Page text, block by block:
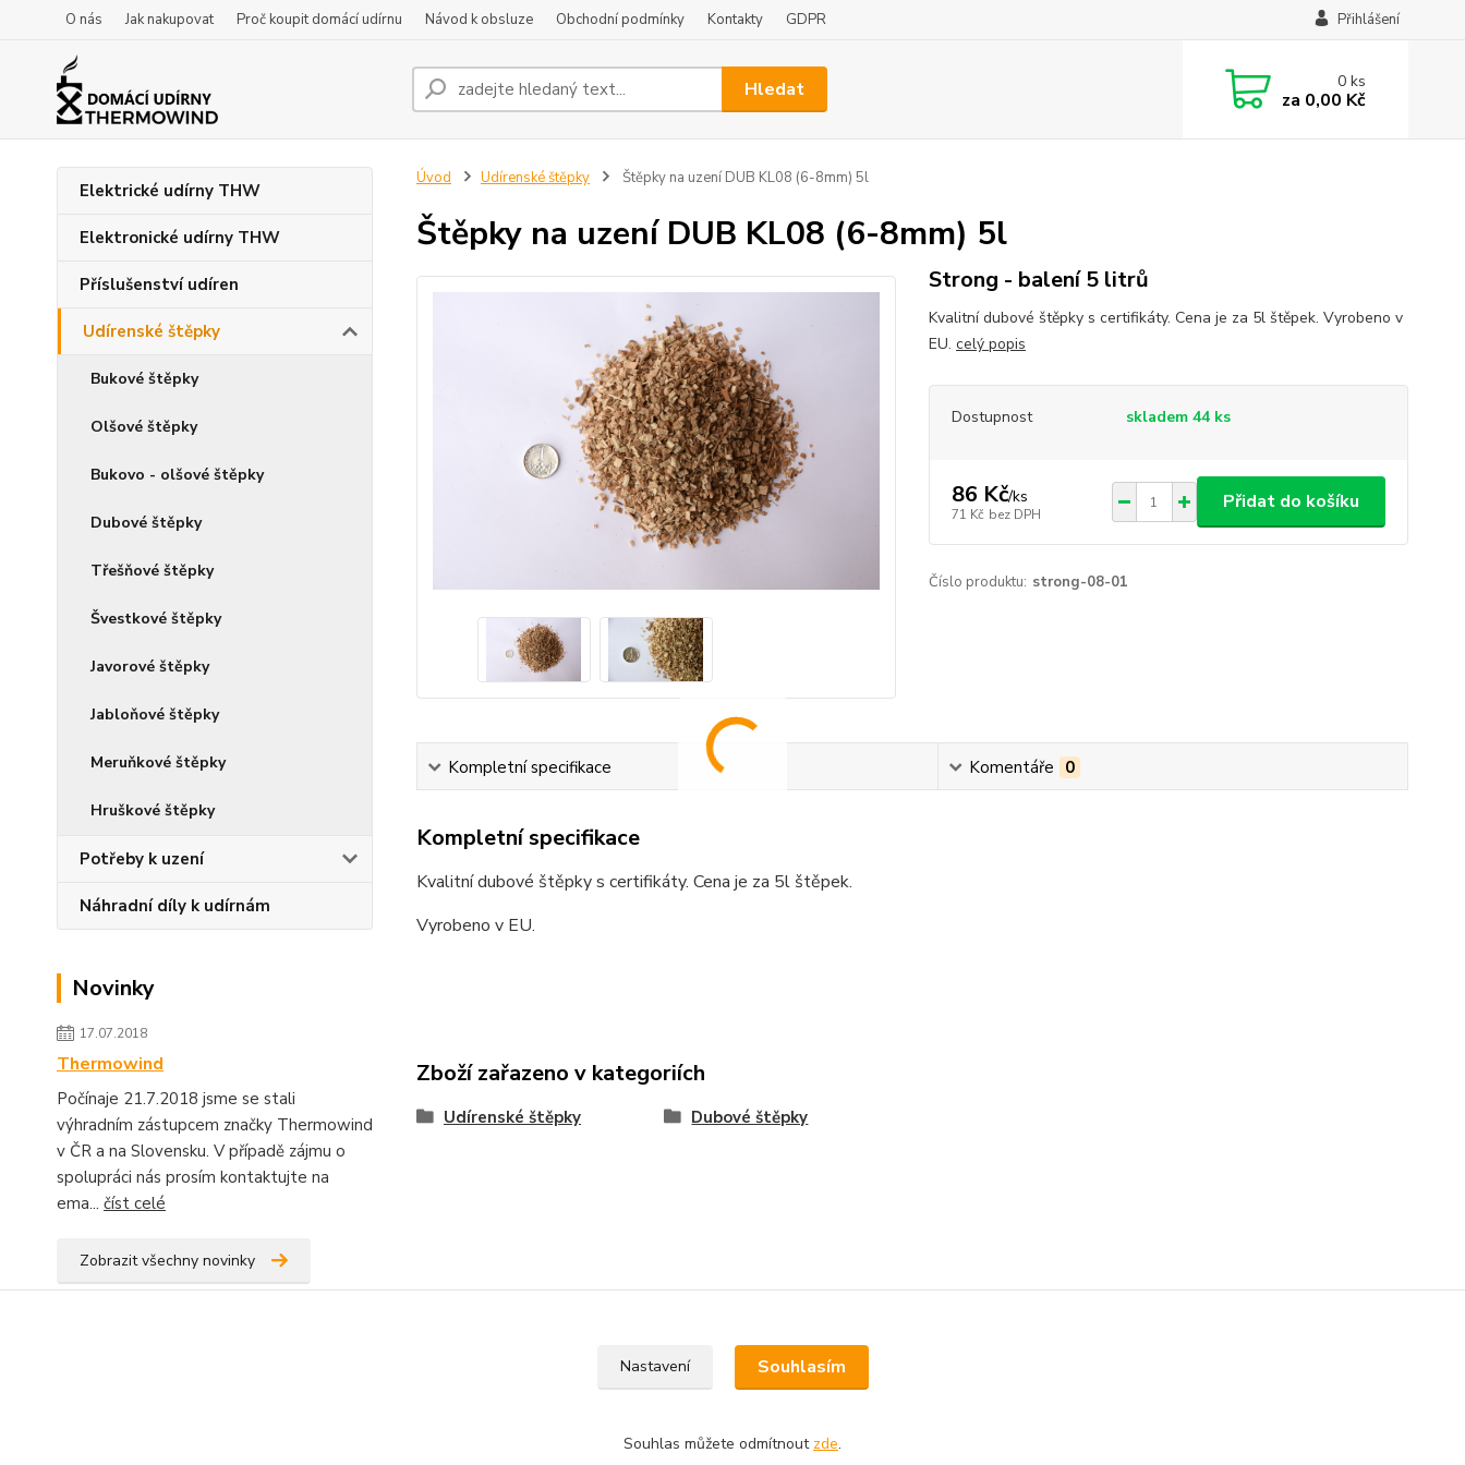
O nás Jak nakupovat Proč koupit domácí udírnu Návod k obsluze Obchodní podmínky Kontakty GDPR Přihlášení
Hledat 0ks
za 0,00 Kč
Elektrické udírny THW
Elektronické udírny THW
Příslušenství udíren
Udírenské štěpky
Bukové štěpky
Olšové štěpky
Bukovo - olšové štěpky
Dubové štěpky
Třešňové štěpky
Švestkové štěpky
Javorové štěpky
Jabloňové štěpky
Meruňkové štěpky
Hruškové štěpky
Potřeby k uzení
Náhradní díly k udírnám
Novinky
17.07.2018
Thermowind
Počínaje 21.7.2018 jsme se stali
výhradním zástupcem značky Thermowind
v ČR a na Slovensku. V případě zájmu o
spolupráci nás prosím kontaktujte na
ema... číst celé
Zobrazit všechny novinky
Úvod Udírenské štěpky Štěpky na uzení DUB KL08 (6-8mm) 5l
Štěpky na uzení DUB KL08 (6-8mm) 5l
Strong - balení 5 litrů
Kvalitní dubové štěpky s certifikáty. Cena je za 5l štěpek. Vyrobeno v
EU. celý popis
Dostupnost skladem 44 ks
86 Kč/ks
71 Kč bez DPH
Přidat do košíku
Číslo produktu: strong-08-01
Kompletní specifikace Komentáře 0
Kompletní specifikace
Kvalitní dubové štěpky s certifikáty. Cena je za 5l štěpek.
Vyrobeno v EU.
Zboží zařazeno v kategoriích
Udírenské štěpky Dubové štěpky
Nastavení Souhlasím
Souhlas můžete odmítnout zde.